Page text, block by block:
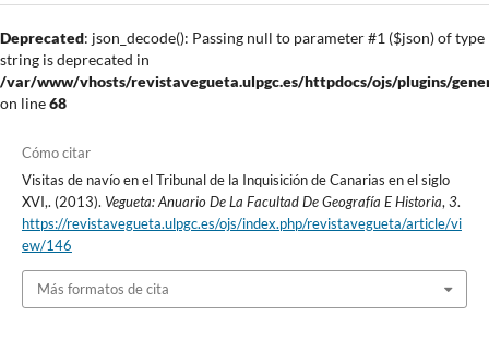
Deprecated: json_decode(): Passing null to parameter #1 ($json) of type
string is deprecated in
/var/www/vhosts/revistavegueta.ulpgc.es/httpdocs/ojs/plugins/
on line68
Cómo citar
Visitas de navío en el Tribunal de la Inquisición de Canarias en el siglo
XVI,. (2013). Vegueta: Anuario De La Facultad De Geografía E Historia, 3.
https://revistavegueta.ulpgc.es/ojs/index.php/revistavegueta/article/vi
ew/146
Más formatos de cita